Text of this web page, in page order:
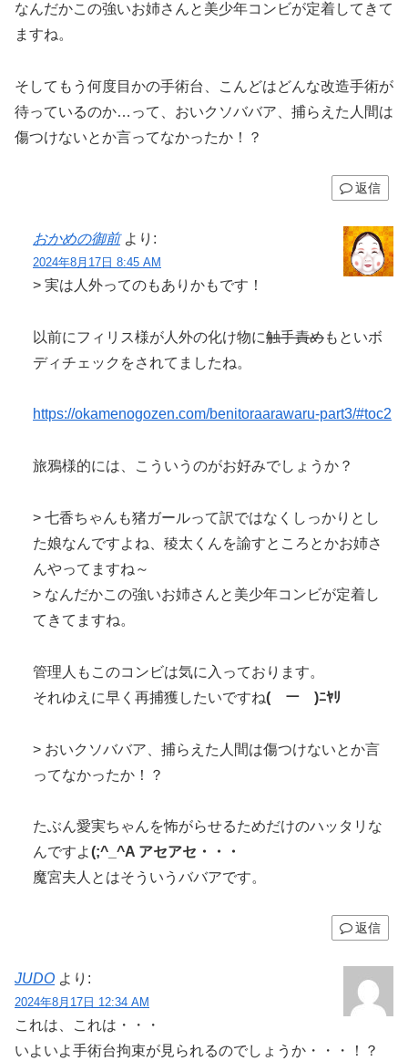
なんだかこの強いお姉さんと美少年コンビが定着してきて
ますね。
そしてもう何度目かの手術台、こんどはどんな改造手術が
待っているのか…って、おいクソババア、捕らえた人間は
傷つけないとか言ってなかったか！？
返信
おかめの御前 より:
2024年8月17日 8:45 AM
> 実は人外ってのもありかもです！
以前にフィリス様が人外の化け物に触手責めもといボ
ディチェックをされてましたね。
https://okamenogozen.com/benitoraarawaru-part3/#toc2
旅鴉様的には、こういうのがお好みでしょうか？
> 七香ちゃんも猪ガールって訳ではなくしっかりとし
た娘なんですよね、稜太くんを諭すところとかお姉さ
んやってますね～
> なんだかこの強いお姉さんと美少年コンビが定着し
てきてますね。
管理人もこのコンビは気に入っております。
それゆえに早く再捕獲したいですね(￣ー￣)ﾆﾔﾘ
> おいクソババア、捕らえた人間は傷つけないとか言
ってなかったか！？
たぶん愛実ちゃんを怖がらせるためだけのハッタリな
んですよ(;^_^A アセアセ・・・
魔宮夫人とはそういうババアです。
返信
JUDO より:
2024年8月17日 12:34 AM
これは、これは・・・
いよいよ手術台拘束が見られるのでしょうか・・・！？